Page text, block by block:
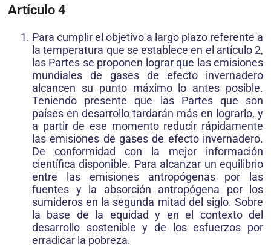
Artículo 4
Para cumplir el objetivo a largo plazo referente a
la temperatura que se establece en el artículo 2,
las Partes se proponen lograr que las emisiones
mundiales de gases de efecto invernadero
alcancen su punto máximo lo antes posible.
Teniendo presente que las Partes que son
países en desarrollo tardarán más en lograrlo, y
a partir de ese momento reducir rápidamente
las emisiones de gases de efecto invernadero.
De conformidad con la mejor información
científica disponible. Para alcanzar un equilibrio
entre las emisiones antropógenas por las
fuentes y la absorción antropógena por los
sumideros en la segunda mitad del siglo. Sobre
la base de la equidad y en el contexto del
desarrollo sostenible y de los esfuerzos por
erradicar la pobreza.